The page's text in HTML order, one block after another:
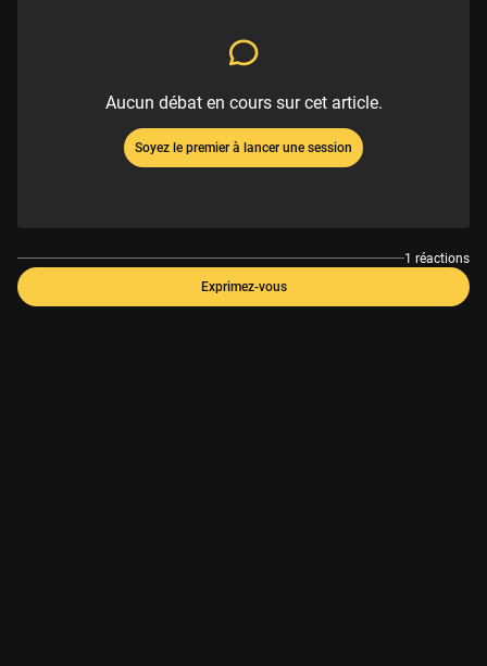
Aucun débat en cours sur cet article.
Soyez le premier à lancer une session
1 réactions
Exprimez-vous